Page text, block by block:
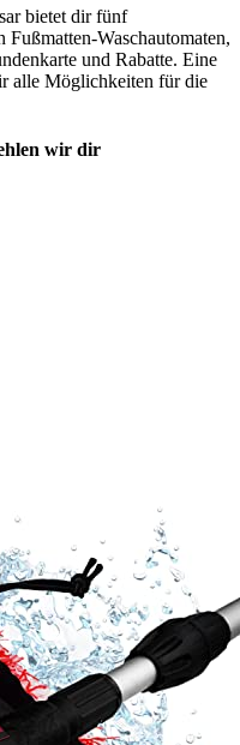
bietet dir fünf
Fußmatten-Waschautomaten,
und Rabatte. Eine
alle Möglichkeiten für die
wir dir